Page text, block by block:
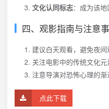
文化认同标志：成为该
四、观影指南与注意
建议白天观看，避免夜
关注电影中的传统文化元
注意导演对恐怖心理的
点此下载